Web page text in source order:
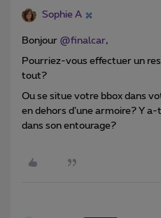
Sophie A
Bonjour @finalcar,
Pourriez-vous effectuer un
tout?
Ou se situe votre bbox dans
en dehors d’une armoire? Y
dans son entourage?